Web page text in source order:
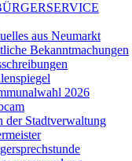
aus Neumarkt
Bekanntmachungen
2026
der Stadtverwaltung